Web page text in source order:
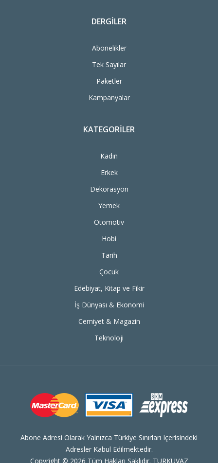
DERGILER
Abonelikler
Tek Sayılar
Paketler
Kampanyalar
KATEGORILER
Kadın
Erkek
Dekorasyon
Yemek
Otomotiv
Hobi
Tarih
Çocuk
Edebiyat, Kitap ve Fikir
İş Dünyası & Ekonomi
Cemiyet & Magazin
Teknoloji
Abone Adresi Olarak Yalnızca Türkiye Sınırları Içerisindeki
Adresler Kabul Edilmektedir.
Copyright © 2026 Tüm Hakları Saklıdır. TURKUVAZ